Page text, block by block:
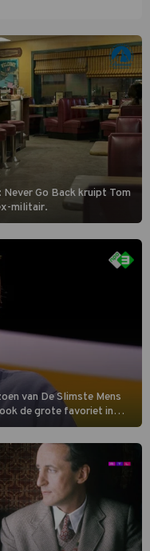
Go Back kruipt Tom
militair.
van De Slimste Mens
de grote favoriet in
inbreng, want komiek
jurytafel.